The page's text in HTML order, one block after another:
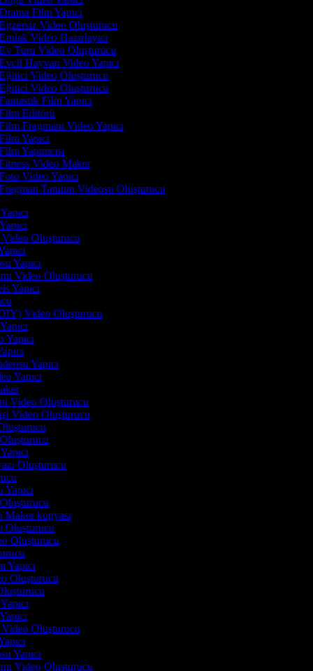
Film Yapıcı
Video Oluşturucu
Video Hazırlayıcı
Turu Video Oluşturucu
Hayvan Video Yapıcı
Video Oluşturucu
Video Oluşturucu
Film Yapıcı
Editörü
Fragmanı Video Yapıcı
Yapıcı
Yapımcısı
Video Maker
Video Yapıcı
Tanıtım Videosu Oluşturucu
Video Oluşturucu
Yapıcı
Video Oluşturucu
Yapıcı
Video Oluşturucu
Yapıcı
Yapıcı
Yapıcı
Video Oluşturucu
Video Oluşturucu
Oluşturucu
Maker kopyası
Oluşturucu
Oluşturucu
Yapıcı
Oluşturucu
Video Oluşturucu
Yapıcı
Video Oluşturucu